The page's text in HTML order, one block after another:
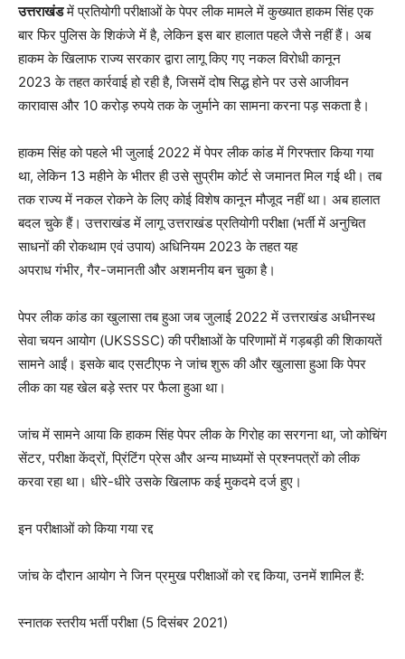
उत्तराखंडमें प्रतियोगी परीक्षाओं के पेपर लीक मामले में कुख्यात हाकम सिंह एक
बार फिर पुलिस के शिकंजे में है, लेकिन इस बार हालात पहले जैसे नहीं हैं। अब
हाकम के खिलाफ राज्य सरकार द्वारा लागू किए गए नकल विरोधी कानून
2023 के तहत कार्रवाई हो रही है, जिसमें दोष सिद्ध होने पर उसे आजीवन
कारावास और 10 करोड़ रुपये तक के जुर्माने का सामना करना पड़ सकता है।
हाकम सिंह को पहले भी जुलाई 2022 में पेपर लीक कांड में गिरफ्तार किया गया
था, लेकिन 13 महीने के भीतर ही उसे सुप्रीम कोर्ट से जमानत मिल गई थी। तब
तक राज्य में नकल रोकने के लिए कोई विशेष कानून मौजूद नहीं था। अब हालात
बदल चुके हैं। उत्तराखंड में लागू उत्तराखंड प्रतियोगी परीक्षा (भर्ती में अनुचित
साधनों की रोकथाम एवं उपाय) अधिनियम 2023 के तहत यह
अपराध गंभीर, गैर-जमानती और अशमनीय बन चुका है।
पेपर लीक कांड का खुलासा तब हुआ जब जुलाई 2022 में उत्तराखंड अधीनस्थ
सेवा चयन आयोग (UKSSSC) की परीक्षाओं के परिणामों में गड़बड़ी की शिकायतें
सामने आईं। इसके बाद एसटीएफ ने जांच शुरू की और खुलासा हुआ कि पेपर
लीक का यह खेल बड़े स्तर पर फैला हुआ था।
जांच में सामने आया कि हाकम सिंह पेपर लीक के गिरोह का सरगना था, जो कोचिंग
सेंटर, परीक्षा केंद्रों, प्रिंटिंग प्रेस और अन्य माध्यमों से प्रश्नपत्रों को लीक
करवा रहा था। धीरे-धीरे उसके खिलाफ कई मुकदमे दर्ज हुए।
इन परीक्षाओं को किया गया रद्द
जांच के दौरान आयोग ने जिन प्रमुख परीक्षाओं को रद्द किया, उनमें शामिल हैं:
स्नातक स्तरीय भर्ती परीक्षा (5 दिसंबर 2021)